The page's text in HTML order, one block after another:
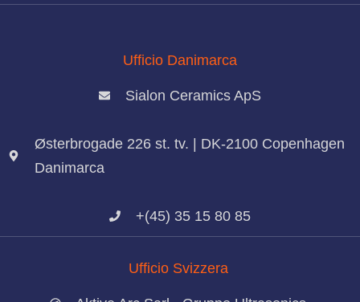
Ufficio Danimarca
Sialon Ceramics ApS
Østerbrogade 226 st. tv. | DK-2100 Copenhagen
Danimarca
+(45) 35 15 80 85
Ufficio Svizzera